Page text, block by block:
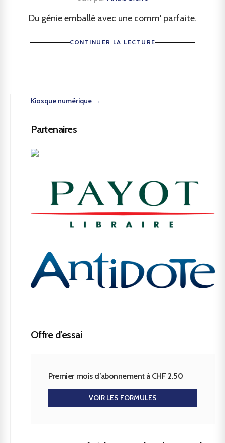
Du génie emballé avec une comm' parfaite.
CONTINUER LA LECTURE
Kiosque numérique →
Partenaires
Offre d’essai
Premier mois d’abonnement à CHF 2.50
VOIR LES FORMULES